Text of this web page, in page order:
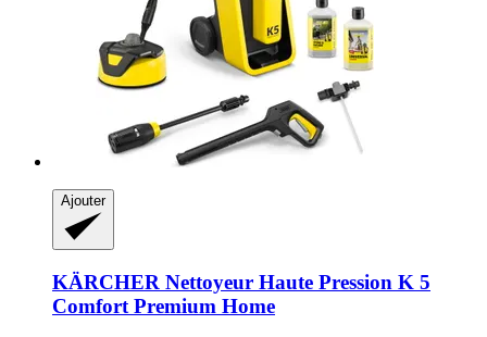
Ajouter
KÄRCHER Nettoyeur Haute Pression K 5
Comfort Premium Home